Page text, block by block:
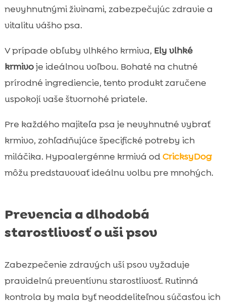
nevyhnutnými živinami, zabezpečujúc zdravie a
vitalitu vášho psa.
V prípade obľuby vlhkého krmiva, Ely vlhké
krmivoje ideálnou voľbou. Bohaté na chutné
prírodné ingrediencie, tento produkt zaručene
uspokojí vaše štvornohé priatele.
Pre každého majiteľa psa je nevyhnutné vybrať
krmivo, zohľadňujúce špecifické potreby ich
miláčika. Hypoalergénne krmivá odCricksyDog
môžu predstavovať ideálnu volbu pre mnohých.
Prevencia a dlhodobá
starostlivosť o uši psov
Zabezpečenie zdravých uší psov vyžaduje
pravidelnú preventívnu starostlivosť. Rutinná
kontrola by mala byť neoddeliteľnou súčasťou ich